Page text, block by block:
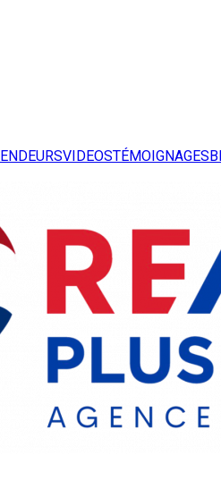
VIDEOSTÉMOIGNAGES